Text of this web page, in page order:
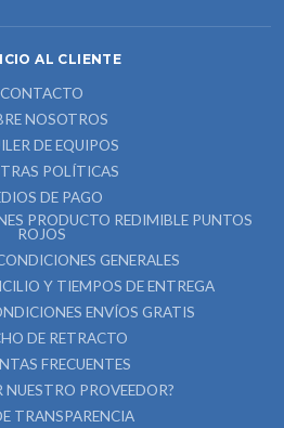
AL CLIENTE
CONTACTO
NOSOTROS
DE EQUIPOS
POLÍTICAS
DE PAGO
PRODUCTO REDIMIBLE PUNTOS
ROJOS
GENERALES
Y TIEMPOS DE ENTREGA
ENVÍOS GRATIS
DE RETRACTO
FRECUENTES
NUESTRO PROVEEDOR?
TRANSPARENCIA